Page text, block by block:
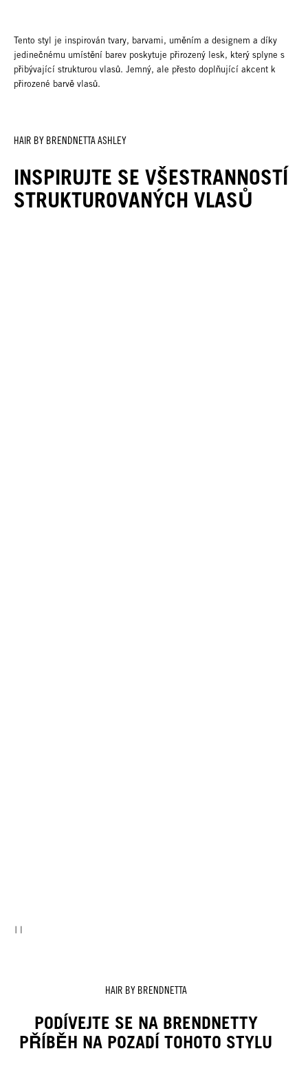
Tento styl je inspirován tvary, barvami, uměním a designem a díky
jedinečnému umístění barev poskytuje přirozený lesk, který splyne s
přibývající strukturou vlasů. Jemný, ale přesto doplňující akcent k
přirozené barvě vlasů.
HAIR BY BRENDNETTA ASHLEY
INSPIRUJTE SE VŠESTRANNOSTÍ
STRUKTUROVANÝCH VLASŮ
HAIR BY BRENDNETTA
PODÍVEJTE SE NA BRENDNETTY
PŘÍBĚH NA POZADÍ TOHOTO STYLU